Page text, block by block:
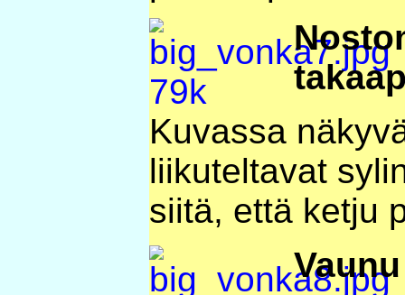
Kuvassa
liikuteltavat
siitä, että ketju